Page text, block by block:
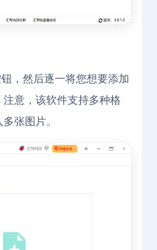
，然后逐一将您想要添加
意，该软件支持多种格
张图片。